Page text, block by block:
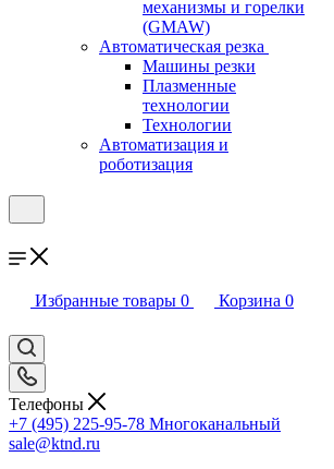
механизмы и горелки
(GMAW)
Автоматическая резка
Машины резки
Плазменные
технологии
Технологии
Автоматизация и
роботизация
Избранные товары 0 Корзина 0
Телефоны
+7 (495) 225-95-78 Многоканальный
sale@ktnd.ru